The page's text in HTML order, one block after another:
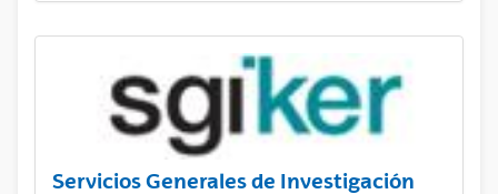
Servicios Generales de Investigación